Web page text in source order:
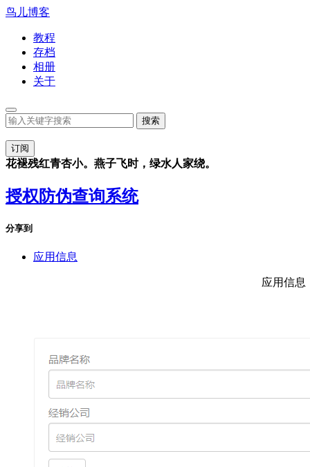
鸟儿博客
教程
存档
相册
关于
订阅
花褪残红青杏小。燕子飞时，绿水人家绕。
授权防伪查询系统
分享到
应用信息
应用信息